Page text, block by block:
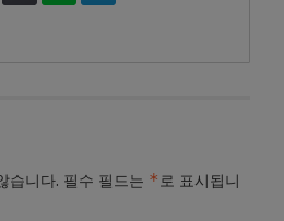
습니다. 필수 필드는 *로 표시됩니